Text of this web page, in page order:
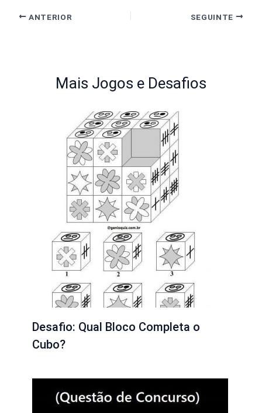
ANTERIOR SEGUINTE
Mais Jogos e Desafios
Desafio: Qual Bloco Completa o
Cubo?